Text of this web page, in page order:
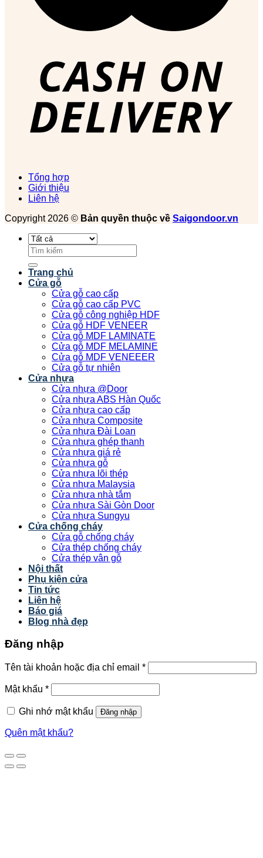
Tổng hợp
Giới thiệu
Liên hệ
Copyright 2026 © Bản quyền thuộc về Saigondoor.vn
Tìm
kiếm:
Trang chủ
Cửa gỗ
Cửa gỗ cao cấp
Cửa gỗ cao cấp PVC
Cửa gỗ công nghiệp HDF
Cửa gỗ HDF VENEER
Cửa gỗ MDF LAMINATE
Cửa gỗ MDF MELAMINE
Cửa gỗ MDF VENEEER
Cửa gỗ tự nhiên
Cửa nhựa
Cửa nhựa @Door
Cửa nhựa ABS Hàn Quốc
Cửa nhựa cao cấp
Cửa nhựa Composite
Cửa nhựa Đài Loan
Cửa nhựa ghép thanh
Cửa nhựa giá rẻ
Cửa nhựa gỗ
Cửa nhựa lõi thép
Cửa nhựa Malaysia
Cửa nhựa nhà tắm
Cửa nhựa Sài Gòn Door
Cửa nhựa Sungyu
Cửa chống cháy
Cửa gỗ chống cháy
Cửa thép chống cháy
Cửa thép vân gỗ
Nội thất
Phụ kiện cửa
Tin tức
Liên hệ
Báo giá
Blog nhà đẹp
Đăng nhập
Tên tài khoản hoặc địa chỉ email *
Mật khẩu *
Ghi nhớ mật khẩu Đăng nhập
Quên mật khẩu?